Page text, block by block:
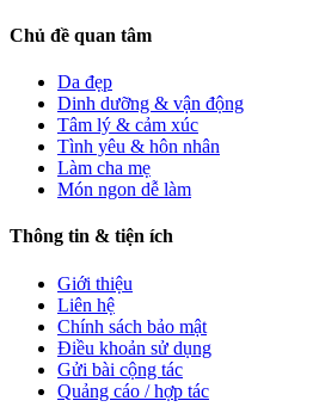
Chủ đề quan tâm
Da đẹp
Dinh dưỡng & vận động
Tâm lý & cảm xúc
Tình yêu & hôn nhân
Làm cha mẹ
Món ngon dễ làm
Thông tin & tiện ích
Giới thiệu
Liên hệ
Chính sách bảo mật
Điều khoản sử dụng
Gửi bài cộng tác
Quảng cáo / hợp tác